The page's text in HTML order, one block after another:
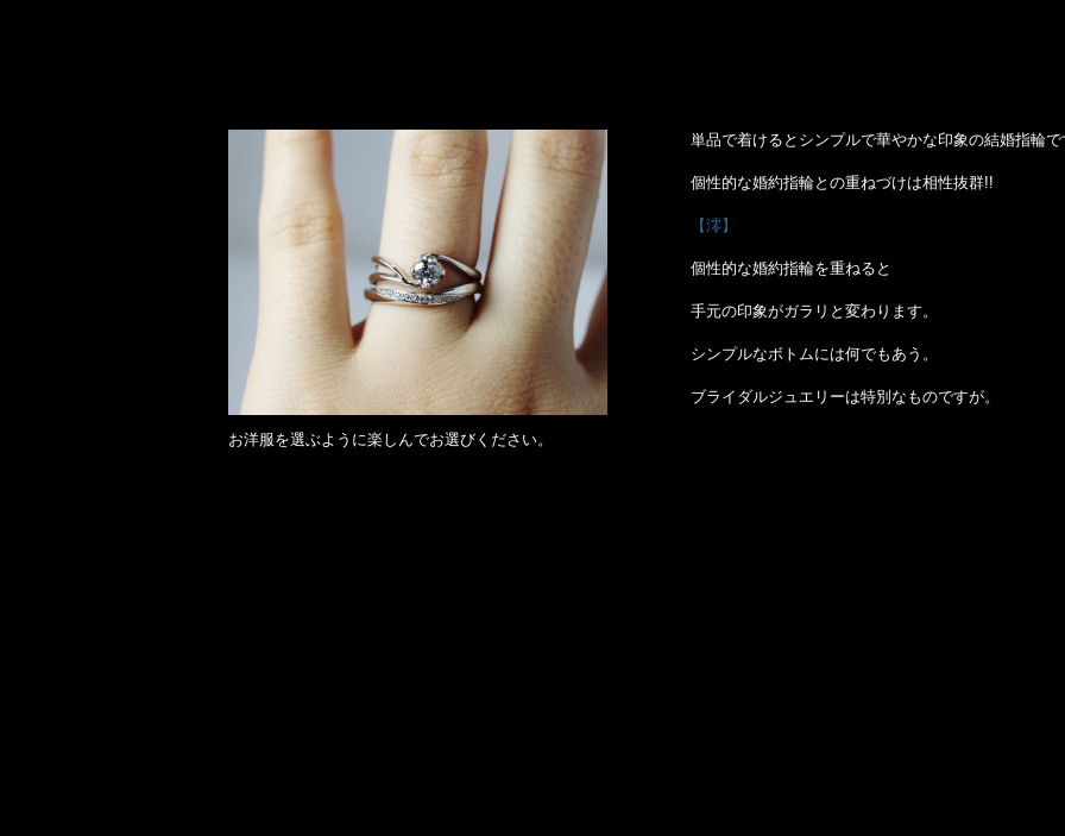
単品で着けるとシンプルで華やかな印象の結婚指輪で
個性的な婚約指輪との重ねづけは相性抜群!!
【澪】
個性的な婚約指輪を重ねると
手元の印象がガラリと変わります。
シンプルなボトムには何でもあう。
ブライダルジュエリーは特別なものですが。
お洋服を選ぶように楽しんでお選びください。